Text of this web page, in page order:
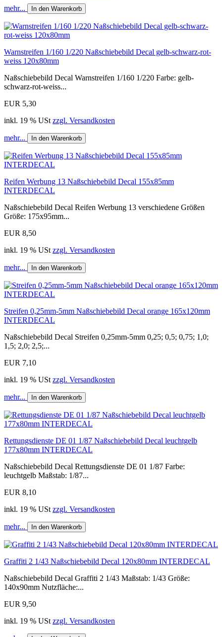
mehr... In den Warenkorb
Warnstreifen 1/160 1/220 Naßschiebebild Decal gelb-schwarz-rot-
weiss 120x80mm
Naßschiebebild Decal Warnstreifen 1/160 1/220 Farbe: gelb-
schwarz-rot-weiss...
EUR 5,30
inkl. 19 % USt zzgl. Versandkosten
mehr... In den Warenkorb
Reifen Werbung 13 Naßschiebebild Decal 155x85mm
INTERDECAL
Naßschiebebild Decal Reifen Werbung 13 verschiedene Größen
Größe: 175x95mm...
EUR 8,50
inkl. 19 % USt zzgl. Versandkosten
mehr... In den Warenkorb
Streifen 0,25mm-5mm Naßschiebebild Decal orange 165x120mm
INTERDECAL
Naßschiebebild Decal Streifen 0,25mm-5mm 0,25; 0,5; 0,75; 1,0;
1,5; 2,0; 2,5;...
EUR 7,10
inkl. 19 % USt zzgl. Versandkosten
mehr... In den Warenkorb
Rettungsdienste DE 01 1/87 Naßschiebebild Decal leuchtgelb
177x80mm INTERDECAL
Naßschiebebild Decal Rettungsdienste DE 01 1/87 Farbe:
leuchtgelb Maßstab: 1/87...
EUR 8,10
inkl. 19 % USt zzgl. Versandkosten
mehr... In den Warenkorb
Graffiti 2 1/43 Naßschiebebild Decal 120x80mm INTERDECAL
Naßschiebebild Decal Graffiti 2 1/43 Maßstab: 1/43 Größe:
140x90mm Nutzfläche:...
EUR 9,50
inkl. 19 % USt zzgl. Versandkosten